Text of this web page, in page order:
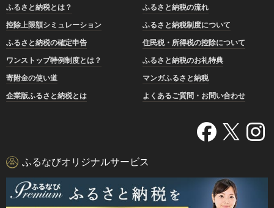
ふるさと納税とは？
ふるさと納税の流れ
控除上限額シミュレーション
ふるさと納税制度について
ふるさと納税の確定申告
住民税・所得税の控除について
ワンストップ特例制度とは？
ふるさと納税のお礼特典
寄附金の使い道
マンガふるさと納税
企業版ふるさと納税とは
よくあるご質問・お問い合わせ
ふるなびオリジナルサービス